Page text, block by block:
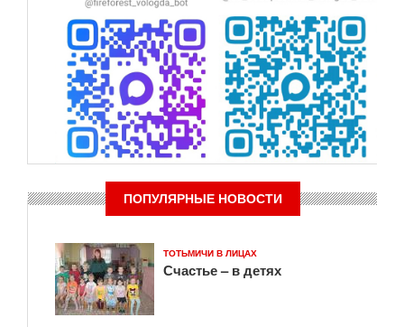
ПОПУЛЯРНЫЕ НОВОСТИ
ТОТЬМИЧИ В ЛИЦАХ
Счастье – в детях